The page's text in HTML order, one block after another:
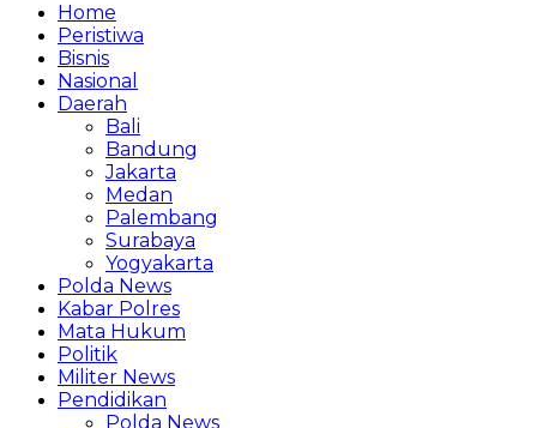
Home
Peristiwa
Bisnis
Nasional
Daerah
Bali
Bandung
Jakarta
Medan
Palembang
Surabaya
Yogyakarta
Polda News
Kabar Polres
Mata Hukum
Politik
Militer News
Pendidikan
Polda News